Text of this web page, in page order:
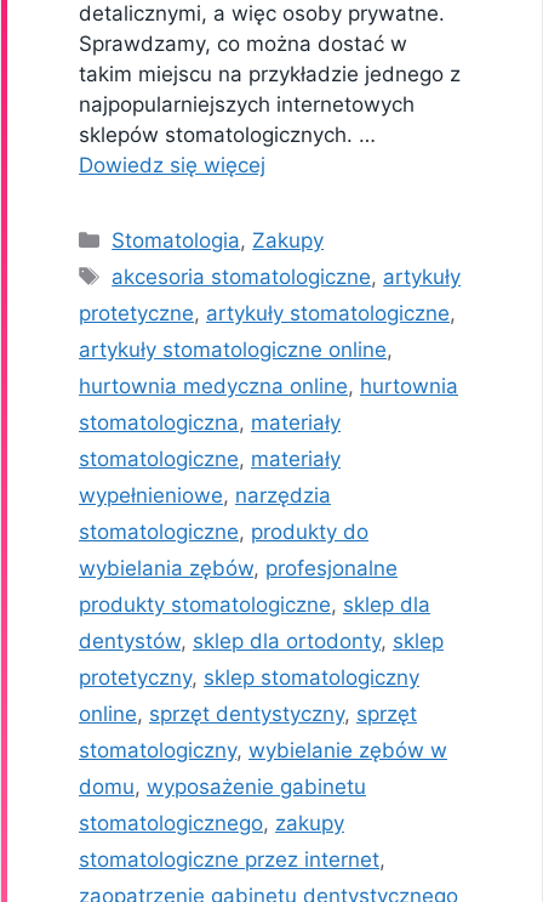
detalicznymi, a więc osoby prywatne.
Sprawdzamy, co można dostać w
takim miejscu na przykładzie jednego z
najpopularniejszych internetowych
sklepów stomatologicznych. …
Dowiedz się więcej
Kategorie
Stomatologia, Zakupy
Tagi
akcesoria stomatologiczne, artykuły
protetyczne, artykuły stomatologiczne,
artykuły stomatologiczne online,
hurtownia medyczna online, hurtownia
stomatologiczna, materiały
stomatologiczne, materiały
wypełnieniowe, narzędzia
stomatologiczne, produkty do
wybielania zębów, profesjonalne
produkty stomatologiczne, sklep dla
dentystów, sklep dla ortodonty, sklep
protetyczny, sklep stomatologiczny
online, sprzęt dentystyczny, sprzęt
stomatologiczny, wybielanie zębów w
domu, wyposażenie gabinetu
stomatologicznego, zakupy
stomatologiczne przez internet,
zaopatrzenie gabinetu dentystycznego